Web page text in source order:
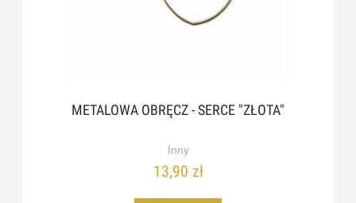
METALOWA OBRĘCZ - SERCE "ZŁOTA"
Inny
13,90 zł